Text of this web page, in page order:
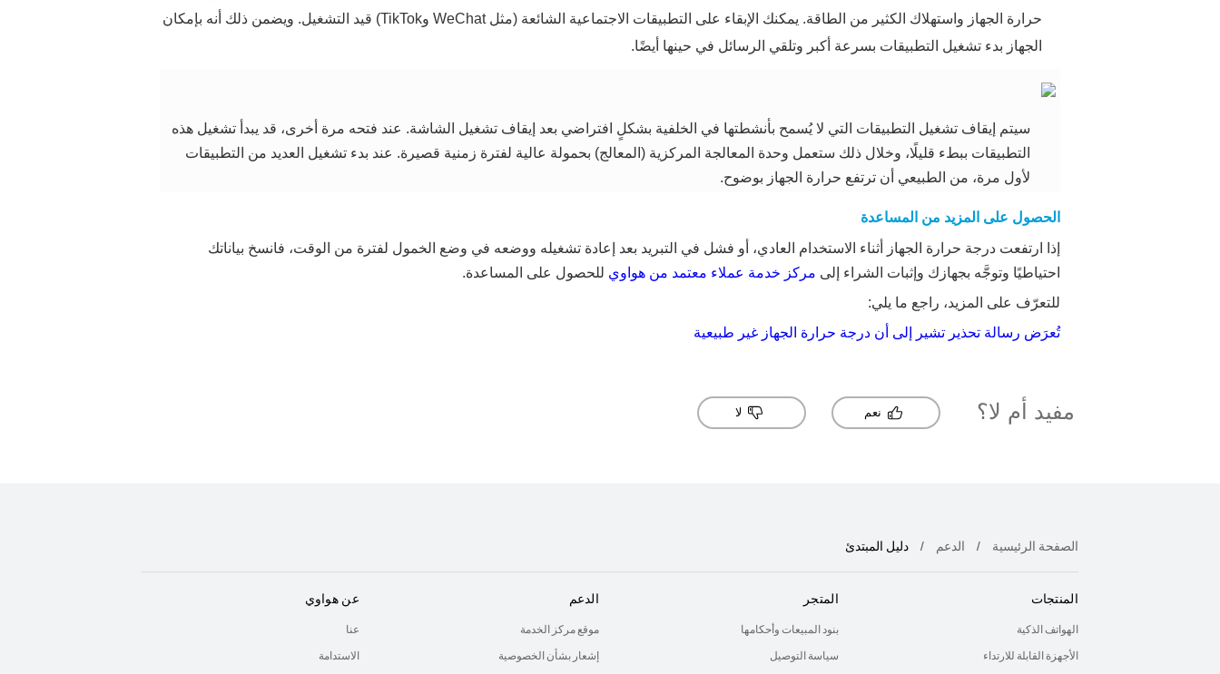
حرارة الجهاز واستهلاك الكثير من الطاقة. يمكنك الإبقاء على التطبيقات الاجتماعية الشائعة (مثل WeChat وTikTok) قيد التشغيل. ويضمن ذلك أنه بإمكان
الجهاز بدء تشغيل التطبيقات بسرعة أكبر وتلقي الرسائل في حينها أيضًا.
سيتم إيقاف تشغيل التطبيقات التي لا يُسمح بأنشطتها في الخلفية بشكلٍ افتراضي بعد إيقاف تشغيل الشاشة. عند فتحه مرة أخرى، قد يبدأ تشغيل هذه
التطبيقات ببطء قليلًا، وخلال ذلك ستعمل وحدة المعالجة المركزية (المعالج) بحمولة عالية لفترة زمنية قصيرة. عند بدء تشغيل العديد من التطبيقات
لأول مرة، من الطبيعي أن ترتفع حرارة الجهاز بوضوح.
الحصول على المزيد من المساعدة
إذا ارتفعت درجة حرارة الجهاز أثناء الاستخدام العادي، أو فشل في التبريد بعد إعادة تشغيله ووضعه في وضع الخمول لفترة من الوقت، فانسخ بياناتك
احتياطيًا وتوجَّه بجهازك وإثبات الشراء إلى مركز خدمة عملاء معتمد من هواوي للحصول على المساعدة.
للتعرّف على المزيد، راجع ما يلي:
تُعرَض رسالة تحذير تشير إلى أن درجة حرارة الجهاز غير طبيعية
مفيد أم لا؟ نعم لا
الصفحة الرئيسية الدعم دليل المبتدئ
المنتجات
الهواتف الذكية
الأجهزة القابلة للارتداء
المتجر
بنود المبيعات وأحكامها
سياسة التوصيل
الدعم
موقع مركز الخدمة
إشعار بشأن الخصوصية
عن هواوي
عنا
الاستدامة